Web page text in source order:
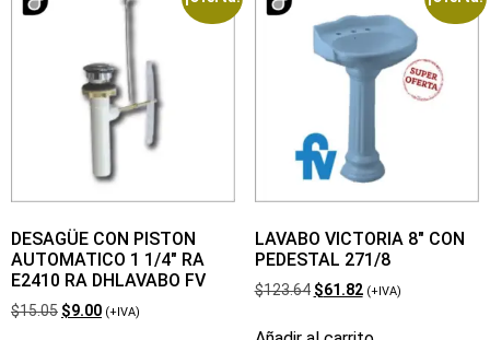
DESAGÜE CON PISTON
AUTOMATICO 1 1/4″ RA
E2410 RA DHLAVABO FV
$15.05 $9.00 (+IVA)
LAVABO VICTORIA 8″ CON
PEDESTAL 271/8
$123.64 $61.82 (+IVA)